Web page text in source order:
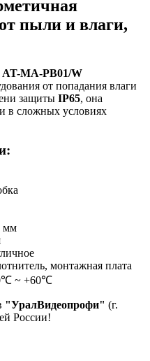
пыли и влаги,
AT-MA-PB01/W
от попадания влаги
защиты IP65, она
в сложных условиях
мм
монтажная плата
~ +60℃
"УралВидеопрофи" (г.
России!